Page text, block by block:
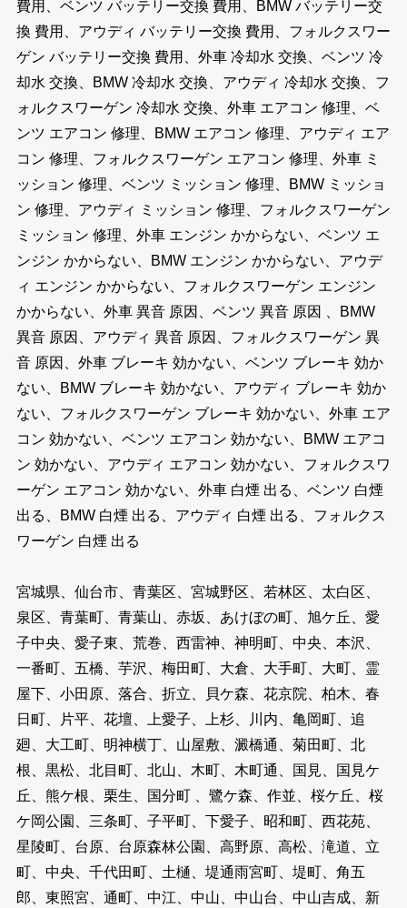
費用、ベンツ バッテリー交換 費用、BMW バッテリー交
換 費用、アウディ バッテリー交換 費用、フォルクスワー
ゲン バッテリー交換 費用、外車 冷却水 交換、ベンツ 冷
却水 交換、BMW 冷却水 交換、アウディ 冷却水 交換、フ
ォルクスワーゲン 冷却水 交換、外車 エアコン 修理、ベ
ンツ エアコン 修理、BMW エアコン 修理、アウディ エア
コン 修理、フォルクスワーゲン エアコン 修理、外車 ミ
ッション 修理、ベンツ ミッション 修理、BMW ミッショ
ン 修理、アウディ ミッション 修理、フォルクスワーゲン
ミッション 修理、外車 エンジン かからない、ベンツ エ
ンジン かからない、BMW エンジン かからない、アウデ
ィ エンジン かからない、フォルクスワーゲン エンジン
かからない、外車 異音 原因、ベンツ 異音 原因 、BMW
異音 原因、アウディ 異音 原因、フォルクスワーゲン 異
音 原因、外車 ブレーキ 効かない、ベンツ ブレーキ 効か
ない、BMW ブレーキ 効かない、アウディ ブレーキ 効か
ない、フォルクスワーゲン ブレーキ 効かない、外車 エア
コン 効かない、ベンツ エアコン 効かない、BMW エアコ
ン 効かない、アウディ エアコン 効かない、フォルクスワ
ーゲン エアコン 効かない、外車 白煙 出る、ベンツ 白煙
出る、BMW 白煙 出る、アウディ 白煙 出る、フォルクス
ワーゲン 白煙 出る
宮城県、仙台市、青葉区、宮城野区、若林区、太白区、
泉区、青葉町、青葉山、赤坂、あけぼの町、旭ケ丘、愛
子中央、愛子東、荒巻、西雷神、神明町、中央、本沢、
一番町、五橋、芋沢、梅田町、大倉、大手町、大町、霊
屋下、小田原、落合、折立、貝ケ森、花京院、柏木、春
日町、片平、花壇、上愛子、上杉、川内、亀岡町、追
廻、大工町、明神横丁、山屋敷、澱橋通、菊田町、北
根、黒松、北目町、北山、木町、木町通、国見、国見ケ
丘、熊ケ根、栗生、国分町 、鷺ケ森、作並、桜ケ丘、桜
ケ岡公園、三条町、子平町、下愛子、昭和町、西花苑、
星陵町、台原、台原森林公園、高野原、高松、滝道、立
町、中央、千代田町、土樋、堤通雨宮町、堤町、角五
郎、東照宮、通町、中江、中山、中山台、中山吉成、新